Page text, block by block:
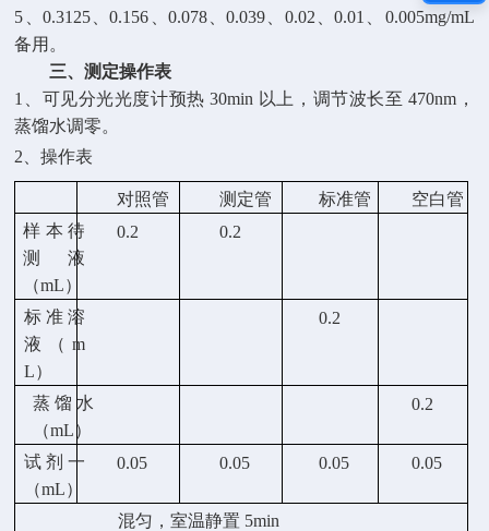
5
0.3125、0.156 0.078、0.039 0.02 、0.01
0.005mg/mL
备用。
三、测定操作表
1
、可见分光光度计预热 30min 以上，调节波长至 470nm ，
蒸馏水调零。
2 、操作表
对照管 测定管 标准管
空白管
样本待
测液
（mL）
0.2 0.2
标准溶
液（m
L）
0.2
蒸馏水
（mL ）
0.2
试剂一
（mL）
0.05 0.05 0.05 0.05
混匀，室温静置 5min